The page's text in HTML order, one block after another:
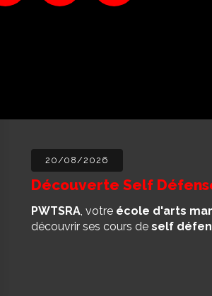
20/08/2026
Découverte Self
PWTSRA, votre école d'arts
découvrir ses cours de self